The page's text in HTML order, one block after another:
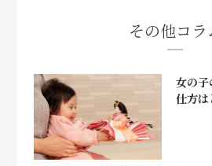
その他コラ
女の子
仕方は